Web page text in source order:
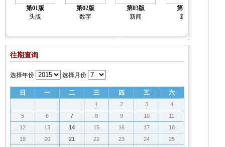
第01版
头版
第02版
数字
第03版
新闻
第04版
新闻
往期查询
选择年份 选择月份
日 一 二 三 四 五 六
1 2 3
4
5
6 7 8 9 10
11
12
13 14 15 16 17
18
19
20 21 22 23 24
25